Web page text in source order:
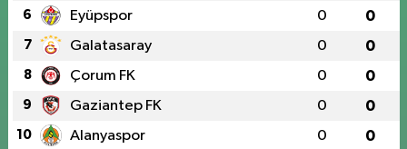
6 Eyüpspor 0 0
7 Galatasaray 0 0
8 Çorum FK 0 0
9 Gaziantep FK 0 0
10 Alanyaspor 0 0